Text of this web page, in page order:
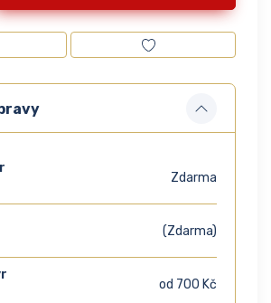
Zdarma
(Zdarma)
od 700 Kč